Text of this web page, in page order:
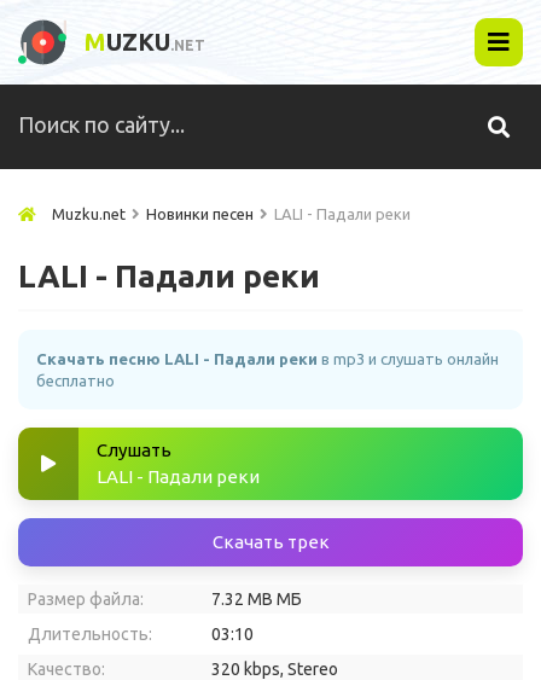
MUZKU.NET
Muzku.net Новинки песен LALI - Падали реки
LALI - Падали реки
Скачать песню LALI - Падали реки в mp3 и слушать онлайн
бесплатно
Слушать
LALI - Падали реки
Скачать трек
Размер файла:
7.32 MB МБ
Длительность:
03:10
Качество:
320 kbps, Stereo